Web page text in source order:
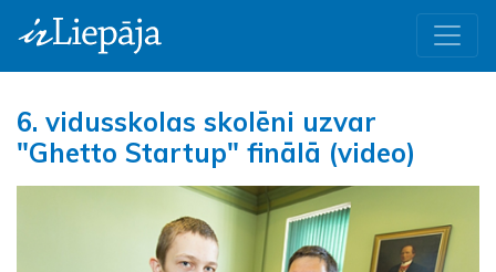
6. vidusskolas skolēni uzvar
"Ghetto Startup" finālā (video)